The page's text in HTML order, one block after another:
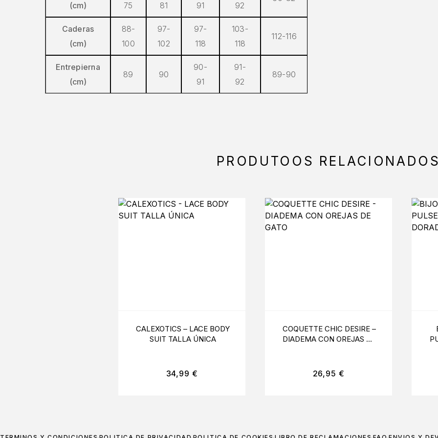
(cm) 75 81 91 92
Caderas
(cm)
88-
100
97-
102
97-
118
103-
118
112-116
Entrepierna
(cm)
89 90
90-
91
91-
92
89-90
PRODUTOOS
CALEXOTICS – LACE BODY
SUIT TALLA ÚNICA
34,99 €
COQUETTE CHIC DESIRE –
DIADEMA CON OREJAS DE
26,95 €